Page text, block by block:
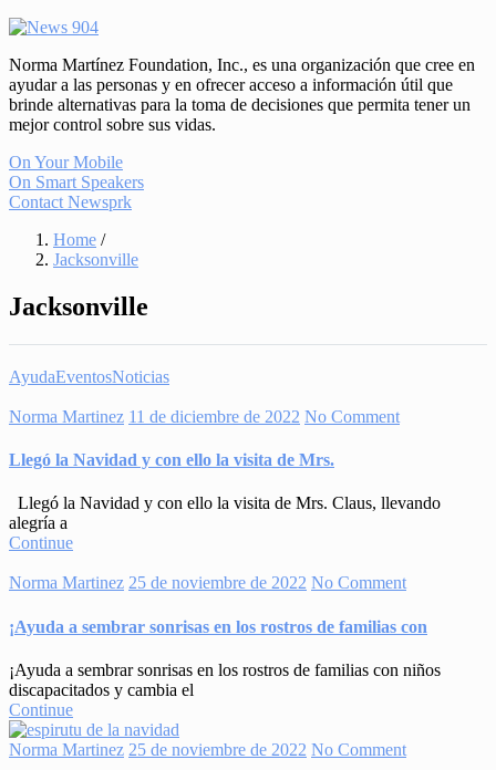
Norma Martínez Foundation, Inc., es una organización que cree en
ayudar a las personas y en ofrecer acceso a información útil que
brinde alternativas para la toma de decisiones que permita tener un
mejor control sobre sus vidas.
On Your Mobile
On Smart Speakers
Contact Newsprk
Home /
Jacksonville
Jacksonville
AyudaEventosNoticias
Norma Martinez 11 de diciembre de 2022 No Comment
Llegó la Navidad y con ello la visita de Mrs.
Llegó la Navidad y con ello la visita de Mrs. Claus, llevando
alegría a
Continue
Norma Martinez 25 de noviembre de 2022 No Comment
¡Ayuda a sembrar sonrisas en los rostros de familias con
¡Ayuda a sembrar sonrisas en los rostros de familias con niños
discapacitados y cambia el
Continue
Norma Martinez 25 de noviembre de 2022 No Comment